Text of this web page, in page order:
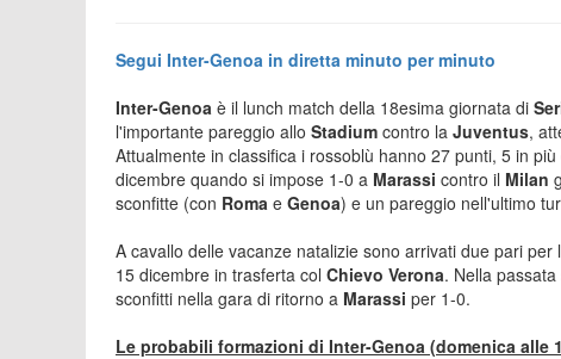
Segui Inter-Genoa in diretta minuto per minuto
Inter-Genoa è il lunch match della 18esima giornata di
l'importante pareggio allo Stadium contro la Juventus,
Attualmente in classifica i rossoblù hanno 27 punti, 5 in
dicembre quando si impose 1-0 a Marassi contro il Milan
sconfitte (con Roma e Genoa) e un pareggio nell'ultimo
A cavallo delle vacanze natalizie sono arrivati due pari per
15 dicembre in trasferta col Chievo Verona. Nella
sconfitti nella gara di ritorno a Marassi per 1-0.
Le probabili formazioni di Inter-Genoa (domenica alle